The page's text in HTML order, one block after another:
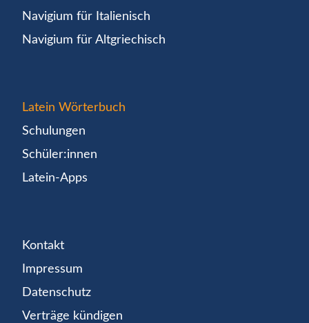
Navigium für Italienisch
Navigium für Altgriechisch
Latein Wörterbuch
Schulungen
Schüler:innen
Latein-Apps
Kontakt
Impressum
Datenschutz
Verträge kündigen